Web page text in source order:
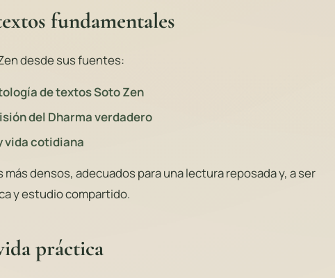
fundamentales
desde sus fuentes:
de textos Soto Zen
del Dharma verdadero
vida cotidiana
densos, adecuados para una lectura reposada y, a ser
y estudio compartido.
práctica